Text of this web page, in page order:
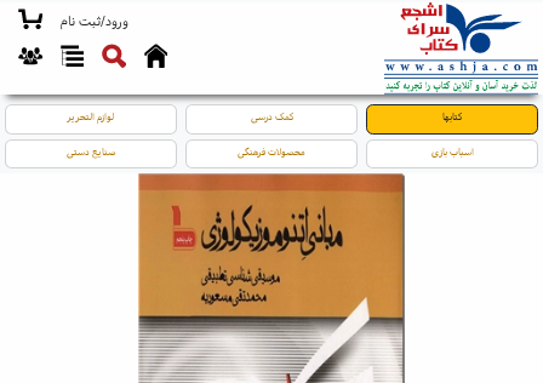
ورود/ثبت نام
کتابها کمک درسی لوازم التحریر
اسباب بازی محصولات فرهنگی صنایع دستی